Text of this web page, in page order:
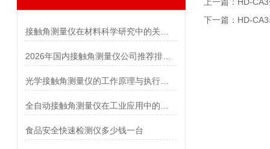
食品安全快速检测仪多少钱一台
下一篇： HD-